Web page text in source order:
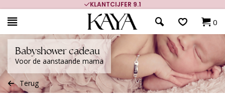
700.000+ TEVREDEN KLANTEN
0
Babyshower cadeau
Voor de aanstaande mama
Terug